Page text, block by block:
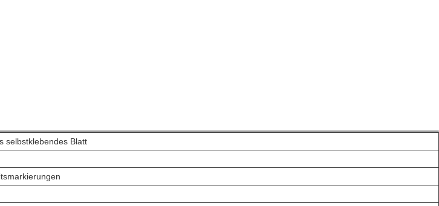
selbstklebendes Blatt